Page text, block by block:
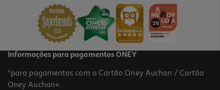
29,99 €
Informações para pagamentos ONEY
*para pagamentos com o Cartão Oney Auchan / Cartão
Oney Auchan+.